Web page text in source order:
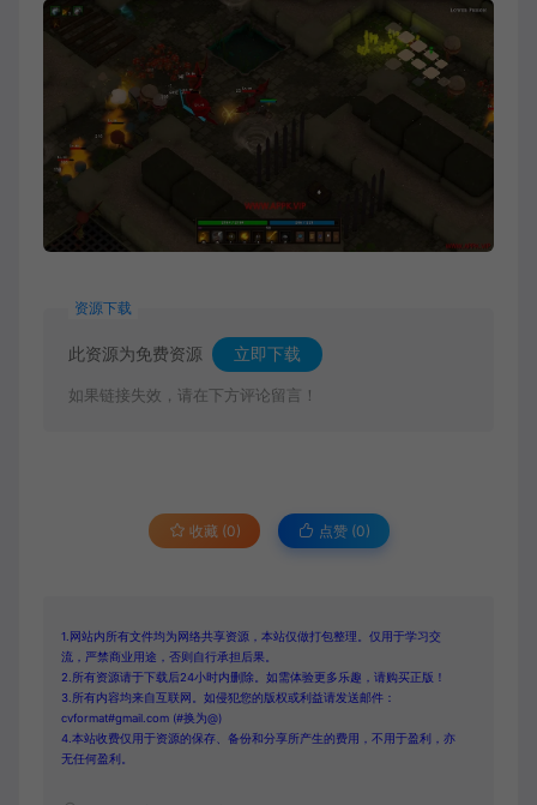
资源下载
此资源为免费资源 立即下载
如果链接失效，请在下方评论留言！
收藏 (0) 点赞 (0)
1.网站内所有文件均为网络共享资源，本站仅做打包整理。仅用于学习交
流，严禁商业用途，否则自行承担后果。
2.所有资源请于下载后24小时内删除。如需体验更多乐趣，请购买正版！
3.所有内容均来自互联网。如侵犯您的版权或利益请发送邮件：
cvformat#gmail.com (#换为@)
4.本站收费仅用于资源的保存、备份和分享所产生的费用，不用于盈利，亦
无任何盈利。